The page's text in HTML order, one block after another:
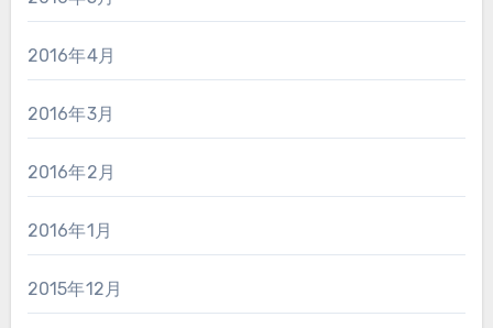
2016年4月
2016年3月
2016年2月
2016年1月
2015年12月